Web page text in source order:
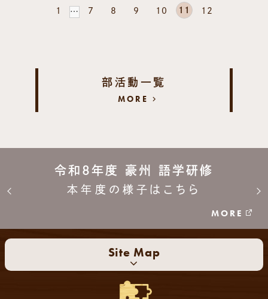
1 … 7 8 9 10 11 12
部活動一覧
MORE
令和8年度 豪州 語学研修
本年度の様子はこちら
MORE
Site Map